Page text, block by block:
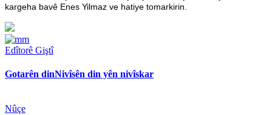
kargeha bavê Enes Yilmaz ve hatiye tomarkirin.
Edîtorê Giştî
Gotarên dinNivîsên din yên nivîskar
Nûçe